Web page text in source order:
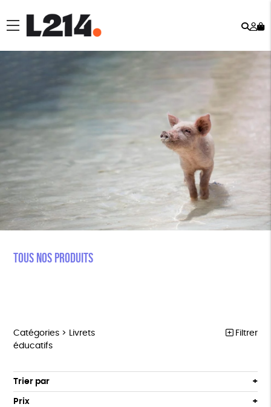
menu
Tous nos produits
Catégories > Livrets
éducatifs
Filtrer
MARCHE POUR LA FERMETURE DES ABATTOIRS
OUTILS MILITANTS
Trier par
Par défaut
Prix